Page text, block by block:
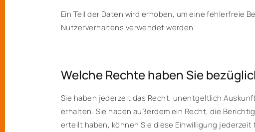
Ein Teil der Daten wird erhoben, um eine fehlerfreie
Nutzerverhaltens verwendet werden.
Welche Rechte haben Sie
Sie haben jederzeit das Recht, unentgeltlich
erhalten. Sie haben außerdem ein Recht, die
erteilt haben, können Sie diese Einwilligung